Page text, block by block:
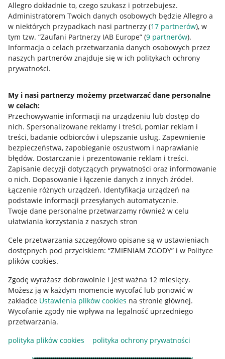
Allegro dokładnie to, czego szukasz i potrzebujesz.
Administratorem Twoich danych osobowych będzie Allegro a
w niektórych przypadkach nasi partnerzy (17 partnerów), w
tym tzw. “Zaufani Partnerzy IAB Europe” (9 partnerów).
Informacja o celach przetwarzania danych osobowych przez
naszych partnerów znajduje się w ich politykach ochrony
prywatności.
My i nasi partnerzy możemy przetwarzać dane personalne
w celach:
Przechowywanie informacji na urządzeniu lub dostęp do
nich. Spersonalizowane reklamy i treści, pomiar reklam i
treści, badanie odbiorców i ulepszanie usług. Zapewnienie
bezpieczeństwa, zapobieganie oszustwom i naprawianie
błędów. Dostarczanie i prezentowanie reklam i treści.
Zapisanie decyzji dotyczących prywatności oraz informowanie
o nich. Dopasowanie i łączenie danych z innych źródeł.
Łączenie różnych urządzeń. Identyfikacja urządzeń na
podstawie informacji przesyłanych automatycznie.
Twoje dane personalne przetwarzamy również w celu
ułatwiania korzystania z naszych stron
Cele przetwarzania szczegółowo opisane są w ustawieniach
dostępnych pod przyciskiem: “ZMIENIAM ZGODY” i w Polityce
plików cookies.
Zgodę wyrażasz dobrowolnie i jest ważna 12 miesięcy.
Możesz ją w każdym momencie wycofać lub ponowić w
zakładce Ustawienia plików cookies na stronie głównej.
Wycofanie zgody nie wpływa na legalność uprzedniego
przetwarzania.
polityka plików cookies
polityka ochrony prywatności
Przydatne informacje
Jak to działa
Allegro Gadane dla sprzedających
Allegro Gadane dla kupujących
Mapa miejscowości
Informacje prawne
Regulamin
Polityka plików "cookies"
Ustawienia plików "cookies"
Udostępnianie lokalizacji
Informacje dla Aktu o Usługach Cyfrowych
Pobierz aplikację